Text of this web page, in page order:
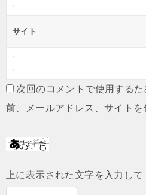
サイト
次回のコメントで使用する
前、メールアドレス、サイトを
上に表示された文字を入力して